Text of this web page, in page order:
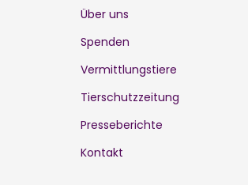
Über uns
Spenden
Vermittlungstiere
Tierschutzzeitung
Presseberichte
Kontakt